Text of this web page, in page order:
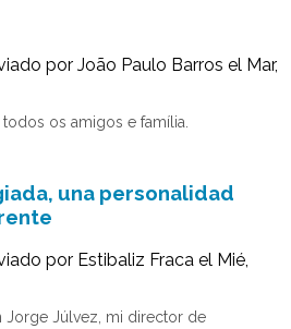
porJoão Paulo Barros el Mar,
os amigos e família.
una personalidad
por Estibaliz Fraca el Mié,
Jorge Júlvez, mi director de